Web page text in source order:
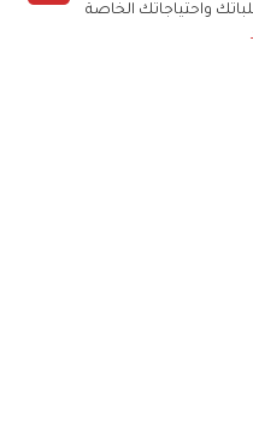
واحتياجاتك الخاصة